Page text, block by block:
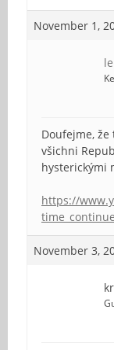
November 1,
Doufejme,
všichni
hysterickými
https://
November 3,